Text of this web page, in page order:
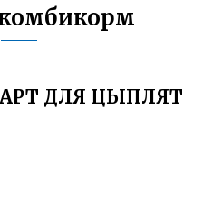
ДЛЯ ЦЫПЛЯТ